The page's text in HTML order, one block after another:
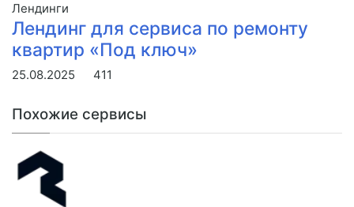
Лендинги
Лендинг для сервиса по ремонту
квартир «Под ключ»
25.08.2025 411
Похожие сервисы